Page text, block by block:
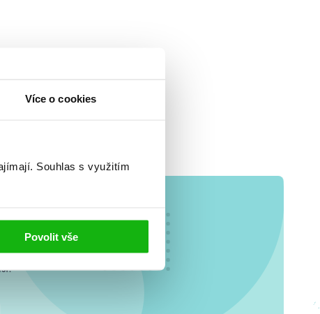
Více o cookies
Souhlas s využitím
Povolit vše
se